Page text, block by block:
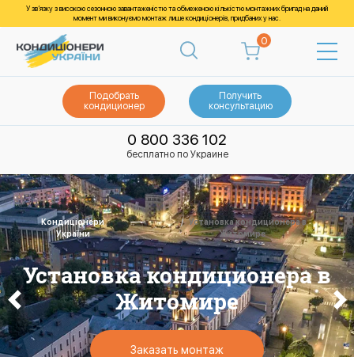
У зв’язку з високою сезонною завантаженістю та обмеженою кількістю монтажних бригад на даний
момент ми виконуємо монтаж лише кондиціонерів, придбаних у нас.
0
Подобрать
кондиционер
Получить
консультацию
0 800 336 102
бесплатно по Украине
Кондиціонери
України
Установка кондиционера в
Житомире
Установка кондиционера в
Житомире
Заказать монтаж